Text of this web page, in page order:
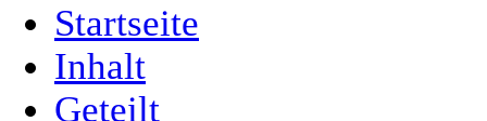
Startseite
Inhalt
Geteilt